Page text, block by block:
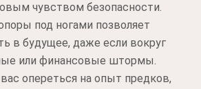
чувством безопасности.
под ногами позволяет
в будущее, даже если вокруг
или финансовые штормы.
опереться на опыт предков,